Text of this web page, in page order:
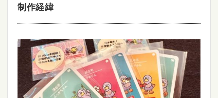
地域から探す
運営団体 ライター
制作経緯